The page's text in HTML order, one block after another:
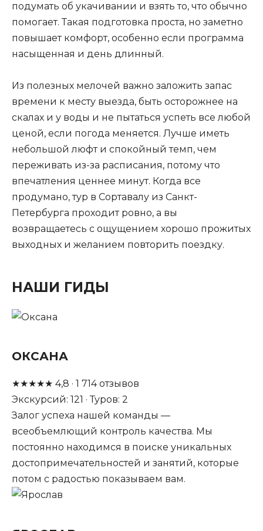
подумать об укачивании и взять то, что обычно
помогает. Такая подготовка проста, но заметно
повышает комфорт, особенно если программа
насыщенная и день длинный.
Из полезных мелочей важно заложить запас
времени к месту выезда, быть осторожнее на
скалах и у воды и не пытаться успеть все любой
ценой, если погода меняется. Лучше иметь
небольшой люфт и спокойный темп, чем
переживать из-за расписания, потому что
впечатления ценнее минут. Когда все
продумано, тур в Сортавалу из Санкт-
Петербурга проходит ровно, а вы
возвращаетесь с ощущением хорошо прожитых
выходных и желанием повторить поездку.
НАШИ ГИДЫ
ОКСАНА
★★★★★ 4,8 · 1 714отзывов
Экскурсий: 121 · Туров: 2
Залог успеха нашей команды —
всеобъемлющий контроль качества. Мы
постоянно находимся в поиске уникальных
достопримечательностей и занятий, которые
потом с радостью показываем вам.